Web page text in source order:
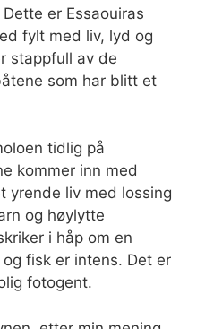
er Essaouiras
fylt med liv, lyd og
stappfull av de
som har blitt et
tidlig på
kommer inn med
yrende liv med lossing
og høylytte
i håp om en
fisk er intens. Det er
fotogent.